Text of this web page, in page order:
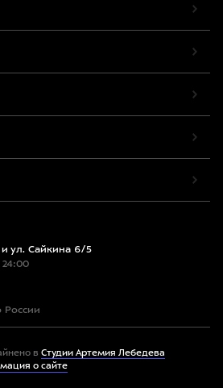
ул. Сайкина 6/5
России
в Студии Артемия Лебедева
о сайте